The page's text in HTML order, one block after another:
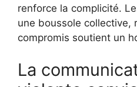
renforce la complicité.
une boussole collective,
compromis soutient un
La